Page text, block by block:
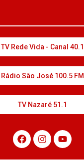
TV Rede Vida - Canal 40.1
Rádio São José 100.5 FM
TV Nazaré 51.1